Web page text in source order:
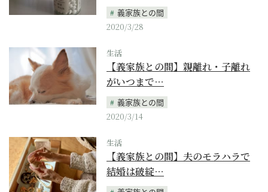
義家族との間
2020/3/28
生活
【義家族との間】親離れ・子離れ
がいつまで…
義家族との間
2020/3/14
生活
【義家族との間】夫のモラハラで
結婚は破綻…